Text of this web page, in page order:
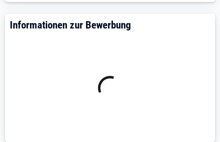
Dann schau dir auf unserer Website an, was wir alles
Informationen zur Bewerbung